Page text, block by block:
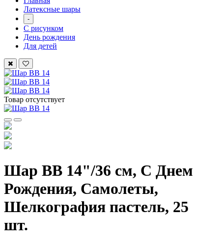
Латексные шары
-
С рисунком
День рождения
Для детей
Товар отсутствует
Шар ВВ 14"/36 см, С Днем
Рождения, Самолеты,
Шелкография пастель, 25
шт.